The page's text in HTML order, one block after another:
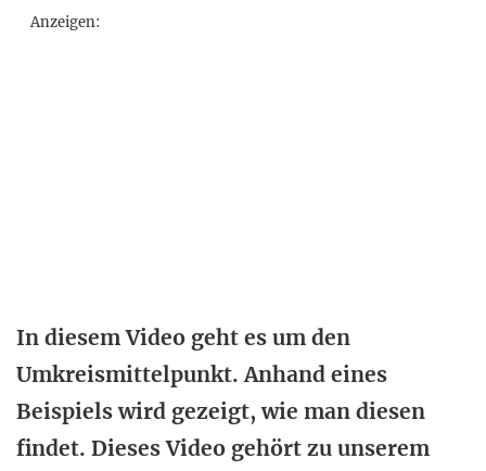
Anzeigen:
In diesem Video geht es um den
Umkreismittelpunkt. Anhand eines
Beispiels wird gezeigt, wie man diesen
findet. Dieses Video gehört zu unserem